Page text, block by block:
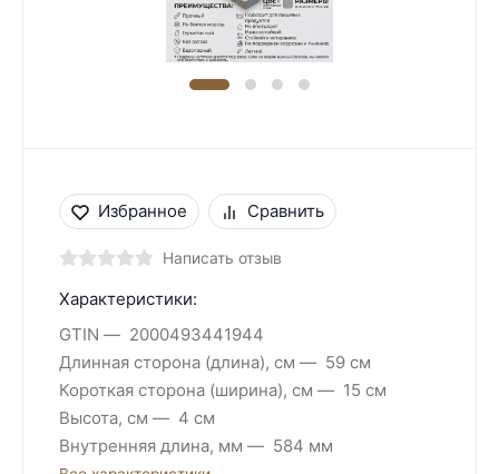
Избранное Сравнить
Написать отзыв
Характеристики:
GTIN
2000493441944
Длинная сторона (длина), см
59 см
Короткая сторона (ширина), см
15 см
Высота, см
4 см
Внутренняя длина, мм
584 мм